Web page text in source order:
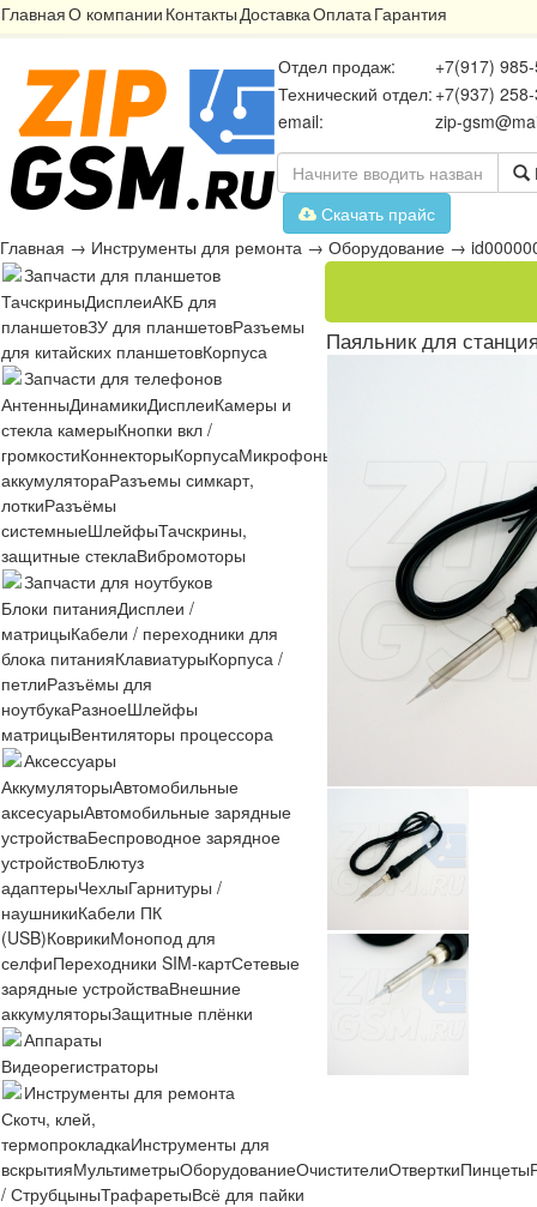
ГлавнаяО компании КонтактыДоставкаОплатаГарантия
Отдел продаж:
+7(917)
Технический отдел: +7(937)
email:
zip-
Скачать прайс
Главная → Инструменты для ремонта → Оборудование →
Запчасти для планшетов
ТачскриныДисплеиАКБ для
планшетовЗУ для планшетовРазъемы
для китайских планшетовКорпуса
Запчасти для телефонов
АнтенныДинамикиДисплеиКамеры и
стекла камерыКнопки вкл /
громкостиКоннекторыКорпусаМикрофоны
аккумулятораРазъемы симкарт,
лоткиРазъёмы
системныеШлейфыТачскрины,
защитные стеклаВибромоторы
Запчасти для ноутбуков
Блоки питанияДисплеи /
матрицыКабели / переходники для
блока питанияКлавиатурыКорпуса /
петлиРазъёмы для
ноутбукаРазноеШлейфы
матрицыВентиляторы процессора
Аксессуары
АккумуляторыАвтомобильные
аксесуарыАвтомобильные зарядные
устройстваБеспроводное зарядное
устройствоБлютуз
адаптерыЧехлыГарнитуры /
наушникиКабели ПК
(USB)КоврикиМонопод для
селфиПереходники SIM-картСетевые
зарядные устройстваВнешние
аккумуляторыЗащитные плёнки
Аппараты
Видеорегистраторы
Инструменты для ремонта
Скотч, клей,
термопрокладкаИнструменты для
вскрытияМультиметрыОборудованиеОчистителиОтверткиПинцеты
/ СтрубцыныТрафаретыВсё для пайки
Паяльник для